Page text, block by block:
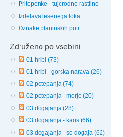
Pritepenke - tujerodne rastline
Izdelava lesenega loka
Oznake planinskih poti
Združeno po vsebini
01 hribi (73)
01 hribi - gorska narava (26)
02 potepanja (74)
02 potepanja - morje (20)
03 dogajanja (28)
03 dogajanja - kaos (66)
03 dogajanja - se dogaja (62)